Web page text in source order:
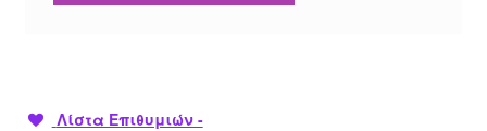
Λίστα Επιθυμιών -